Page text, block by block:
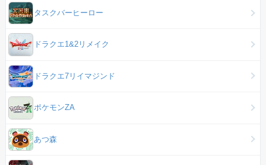
タスクバーヒーロー
ドラクエ1&2リメイク
ドラクエ7リイマジンド
ポケモンZA
あつ森